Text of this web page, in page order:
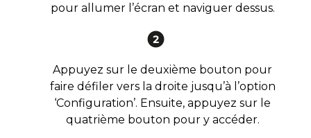
pour allumer l’écran et naviguer dessus.
Appuyez sur le deuxième bouton pour
faire défiler vers la droite jusqu’à l’option
‘Configuration’. Ensuite, appuyez sur le
quatrième bouton pour y accéder.